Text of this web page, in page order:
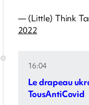
— (Little) Think
2022
16:04
Le drapeau
TousAntiCovid